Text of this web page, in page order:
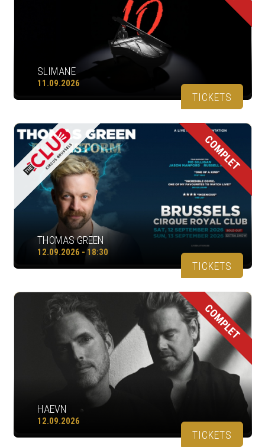
SLIMANE
11.09.2026
TICKETS
COMPLET
THOMAS GREEN
12.09.2026 - 18:30
TICKETS
COMPLET
HAEVN
12.09.2026
TICKETS